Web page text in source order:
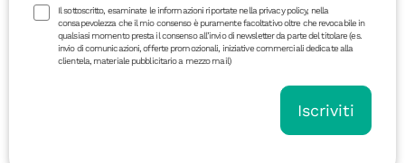
Il sottoscritto, esaminate le informazioni riportate nella privacy policy, nella
consapevolezza che il mio consenso è puramente facoltativo oltre che revocabile in
qualsiasi momento presta il consenso all’invio di newsletter da parte del titolare (es.
invio di comunicazioni, offerte promozionali, iniziative commerciali dedicate alla
clientela, materiale pubblicitario a mezzo mail)
Iscriviti